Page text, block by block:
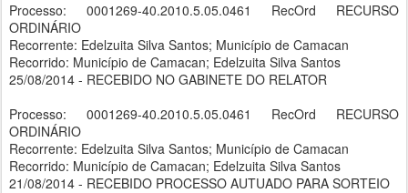
Processo: 0001269-40.2010.5.05.0461 RecOrd RECURSO
ORDINÁRIO
Recorrente: Edelzuita Silva Santos; Município de Camacan
Recorrido: Município de Camacan; Edelzuita Silva Santos
25/08/2014 - RECEBIDO NO GABINETE DO RELATOR
Processo: 0001269-40.2010.5.05.0461 RecOrd RECURSO
ORDINÁRIO
Recorrente: Edelzuita Silva Santos; Município de Camacan
Recorrido: Município de Camacan; Edelzuita Silva Santos
21/08/2014 - RECEBIDO PROCESSO AUTUADO PARA SORTEIO